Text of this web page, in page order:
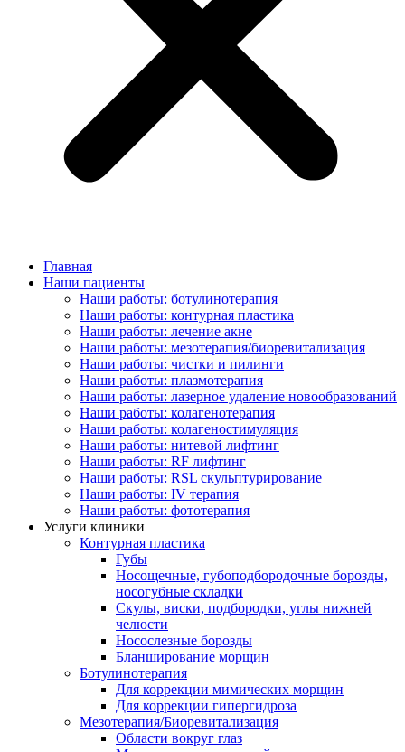
Главная
Наши пациенты
Наши работы: ботулинотерапия
Наши работы: контурная пластика
Наши работы: лечение акне
Наши работы: мезотерапия/биоревитализация
Наши работы: чистки и пилинги
Наши работы: плазмотерапия
Наши работы: лазерное удаление новообразований
Наши работы: колагенотерапия
Наши работы: колагеностимуляция
Наши работы: нитевой лифтинг
Наши работы: RF лифтинг
Наши работы: RSL скульптурирование
Наши работы: IV терапия
Наши работы: фототерапия
Услуги клиники
Контурная пластика
Губы
Носощечные, губоподбородочные борозды,
носогубные складки
Скулы, виски, подбородки, углы нижней
челюсти
Носослезные борозды
Бланширование морщин
Ботулинотерапия
Для коррекции мимических морщин
Для коррекции гипергидроза
Мезотерапия/Биоревитализация
Области вокруг глаз